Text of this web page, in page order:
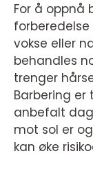
For å oppnå
vokse eller
behandles
trenger
Barbering
anbefalt
mot sol er
kan øke